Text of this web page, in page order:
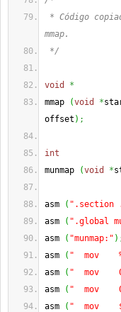
* Código
mmap.
*/
void
*
mmap
(void *
offset ) ;
int
munmap
(void *
asm ( ".section
asm
( ".global
asm
( "munmap:" )
asm
( "  mov
asm
( "  mov
asm
( "  mov
asm
( "  mov